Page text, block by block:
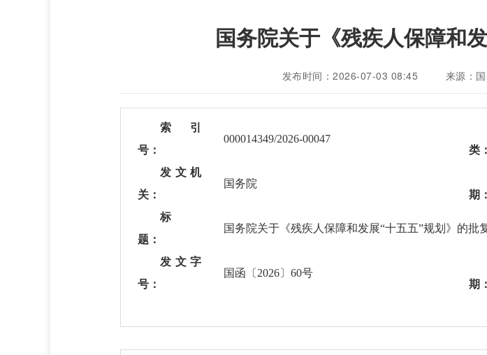
国务院关于《残疾人保障和
发布时间：2026-07-03 08:45 来源：
索 引
号：
000014349/2026-00047
类：
发文机
关：
国务院
期：
标
题：
国务院关于《残疾人保障和发展“十五五”规划》的批
发文字
号：
国函〔2026〕60号
期：